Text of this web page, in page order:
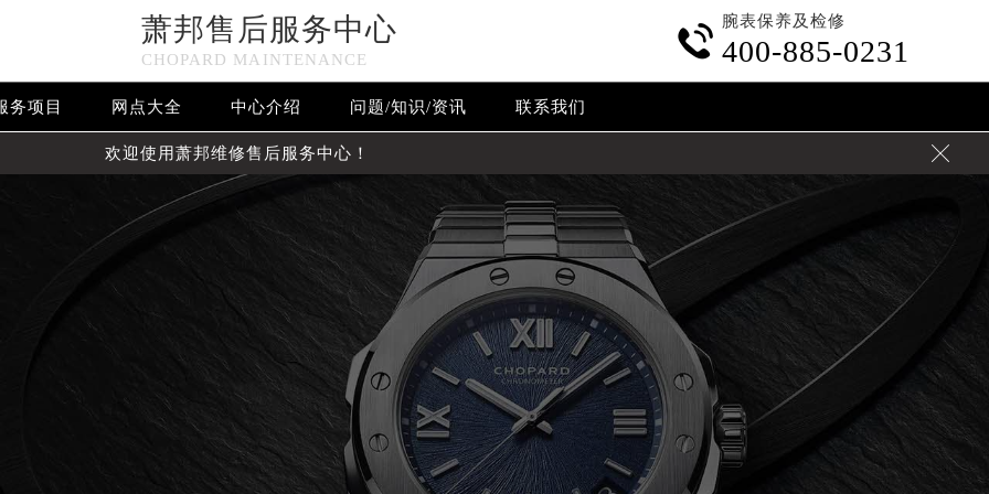
萧邦售后服务中心
CHOPARD MAINTENANCE

腕表保养及检修
400-885-0231
务项目 网点大全 中心介绍 问题/知识/资讯 联系我们
欢迎使用萧邦维修售后服务中心！ 